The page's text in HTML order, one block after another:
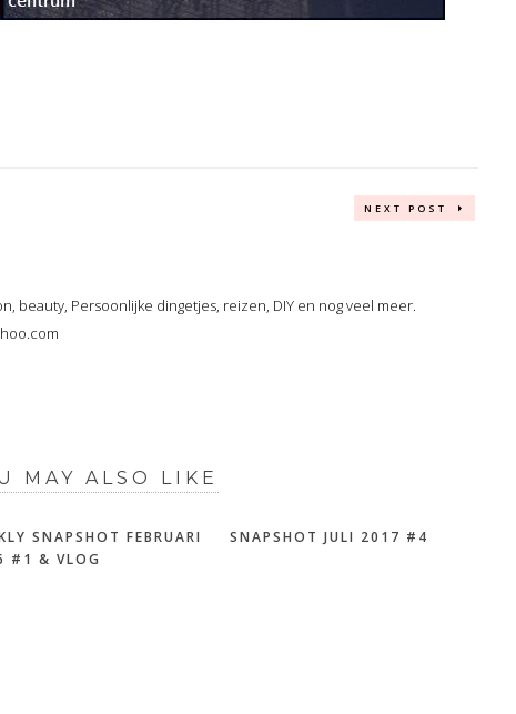
NEXT POST
beauty, Persoonlijke dingetjes, reizen, DIY en nog veel meer.
MAY ALSO LIKE
SNAPSHOT FEBRUARI
#1 & VLOG
SNAPSHOT JULI 2017 #4